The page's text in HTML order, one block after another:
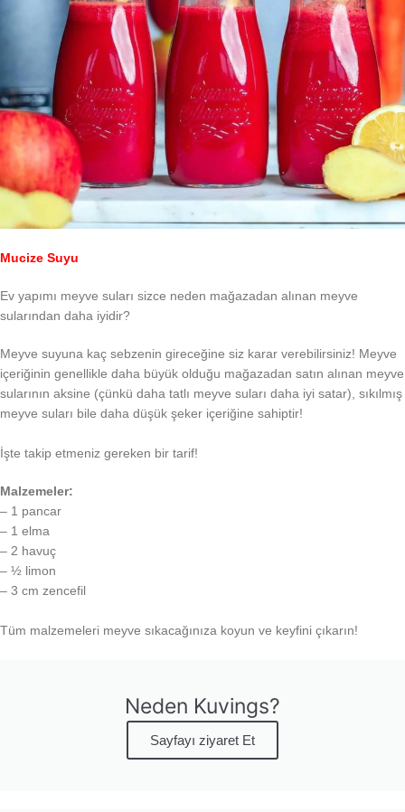
Mucize Suyu
Ev yapımı meyve suları sizce neden mağazadan alınan meyve
sularından daha iyidir?
Meyve suyuna kaç sebzenin gireceğine siz karar verebilirsiniz! Meyve
içeriğinin genellikle daha büyük olduğu mağazadan satın alınan meyve
sularının aksine (çünkü daha tatlı meyve suları daha iyi satar), sıkılmış
meyve suları bile daha düşük şeker içeriğine sahiptir!
İşte takip etmeniz gereken bir tarif!
Malzemeler:
– 1 pancar
– 1 elma
– 2 havuç
– ½ limon
– 3 cm zencefil
Tüm malzemeleri meyve sıkacağınıza koyun ve keyfini çıkarın!
Neden Kuvings?
Sayfayı ziyaret Et